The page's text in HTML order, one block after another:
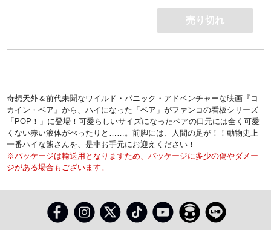
売り切れ
奇想天外＆前代未聞なワイルド・パニック・アドベンチャーな映画『コ
カイン・ベア』から、ハイになった「ベア」がファンコの看板シリーズ
「POP！」に登場！可愛らしいサイズになったベアの口元には全く可愛
くない赤い液体がべったりと……。前脚には、人間の足が！！動物史上
一番ハイな熊さんを、是非お手元にお迎えください！
※パッケージは輸送用となりますため、パッケージに多少の傷やダメー
ジがある場合もございます。